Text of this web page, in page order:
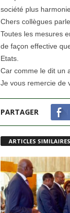
société plus
Chers collègues
Toutes les mesures
de façon effective
Etats.
Car comme le dit un
Je vous remercie de
PARTAGER
ARTICLES SIMILAIRES